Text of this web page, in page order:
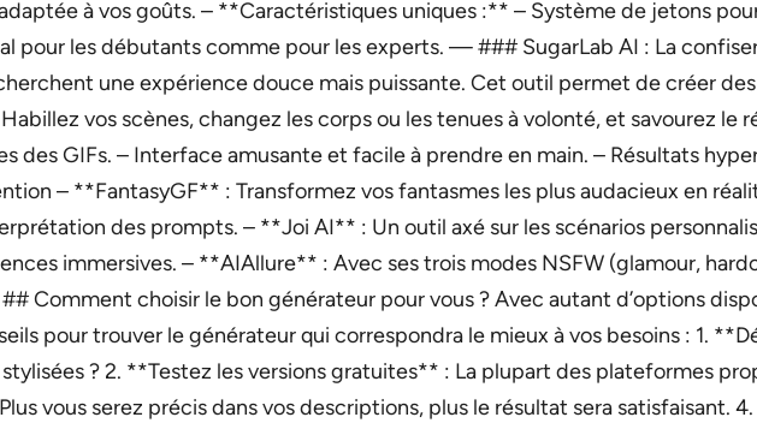
à vos goûts. – **Caractéristiques uniques :** – Système de jetons
pour les débutants comme pour les experts. — ### SugarLab AI : La
une expérience douce mais puissante. Cet outil permet de créer
vos scènes, changez les corps ou les tenues à volonté, et savourez
des GIFs. – Interface amusante et facile à prendre en main. – Résultats
– **FantasyGF** : Transformez vos fantasmes les plus audacieux en
des prompts. – **Joi AI** : Un outil axé sur les scénarios
immersives. – **AIAllure** : Avec ses trois modes NSFW (glamour,
Comment choisir le bon générateur pour vous ? Avec autant d’options
pour trouver le générateur qui correspondra le mieux à vos besoins : 1.
? 2. **Testez les versions gratuites** : La plupart des plateformes
vous serez précis dans vos descriptions, plus le résultat sera satisfaisant.